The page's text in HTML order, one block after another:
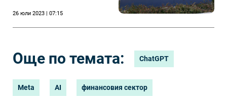
26 юли 2023 | 07:15
Още по темата: ChatGPT
Meta AI финансовия сектор